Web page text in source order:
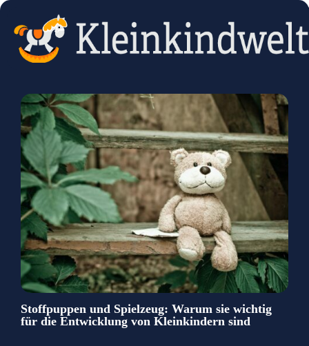
Stoffpuppen und Spielzeug: Warum sie wichtig
für die Entwicklung von Kleinkindern sind